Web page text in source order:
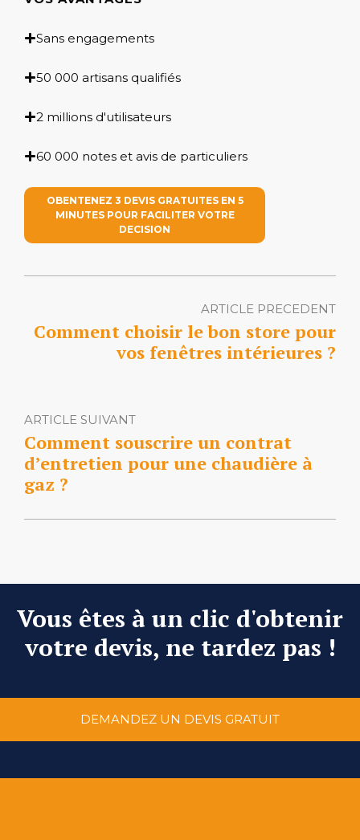
Sans engagements
50 000 artisans qualifiés
2 millions d'utilisateurs
60 000 notes et avis de particuliers
OBENTENEZ 3 DEVIS GRATUITES EN 5
MINUTES POUR FACILITER VOTRE
DECISION
ARTICLE PRECEDENT
Comment choisir le bon store pour
vos fenêtres intérieures ?
ARTICLE SUIVANT
Comment souscrire un contrat
d’entretien pour une chaudière à
gaz ?
Vous êtes à un clic d'obtenir
votre devis, ne tardez pas !
DEMANDEZ UN DEVIS GRATUIT